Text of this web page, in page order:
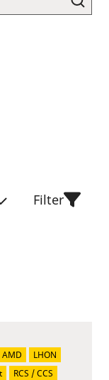
Filter
AMD
LHON
RCS / CCS